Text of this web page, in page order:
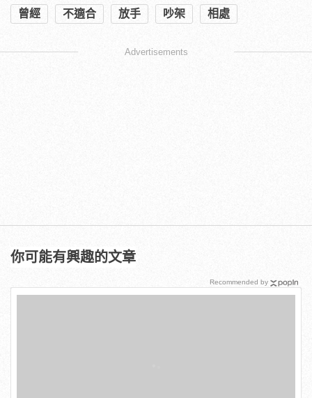
曾經 不適合 放手 吵架 相處
Advertisements
你可能有興趣的文章
Recommended by